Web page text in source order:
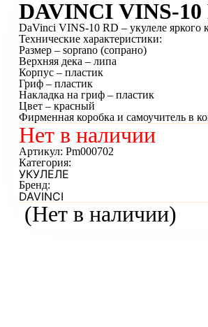
DAVINCI VINS-10
(Нет в наличии)
DaVinci VINS-10 RD – укулеле яркого
Технические характеристики:
Размер – soprano (сопрано)
Верхняя дека – липа
Корпус – пластик
Гриф – пластик
Накладка на гриф – пластик
Цвет – красный
Фирменная коробка и самоучитель в
Нет в наличии
Артикул: Pm000702
Категория:
УКУЛЕЛЕ
Бренд:
DAVINCI